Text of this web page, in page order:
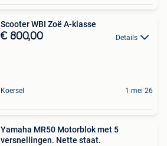
Scooter WBI Zoë A-klasse
€ 800,00 Details
Koersel 1 mei 26
Yamaha MR50 Motorblok met 5
versnellingen. Nette staat.